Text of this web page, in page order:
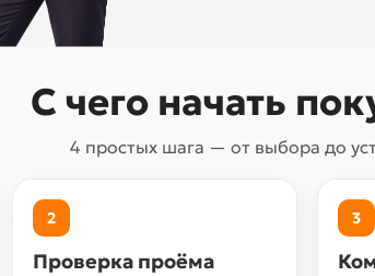
С чего начать
4 простых шага — от выбора до
2
Проверка проёма
3